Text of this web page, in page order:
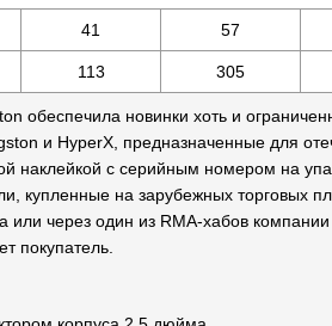
41 57
113 305
обеспечила новинки хоть и
и HyperX, предназначенные для
наклейкой с серийным номером на
купленные на зарубежных торговых
или через один из RMA-хабов компании
покупатель.